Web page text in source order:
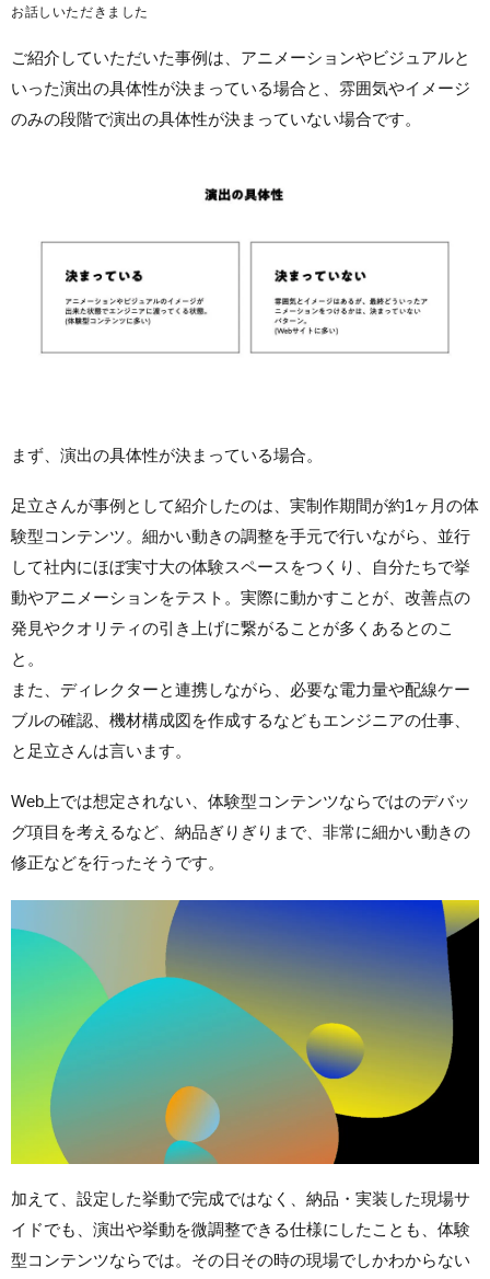
お話しいただきました
ご紹介していただいた事例は、アニメーションやビジュアルと
いった演出の具体性が決まっている場合と、雰囲気やイメージ
のみの段階で演出の具体性が決まっていない場合です。
まず、演出の具体性が決まっている場合。
足立さんが事例として紹介したのは、実制作期間が約1ヶ月の体
験型コンテンツ。細かい動きの調整を手元で行いながら、並行
して社内にほぼ実寸大の体験スペースをつくり、自分たちで挙
動やアニメーションをテスト。実際に動かすことが、改善点の
発見やクオリティの引き上げに繋がることが多くあるとのこ
と。
また、ディレクターと連携しながら、必要な電力量や配線ケー
ブルの確認、機材構成図を作成するなどもエンジニアの仕事、
と足立さんは言います。
Web上では想定されない、体験型コンテンツならではのデバッ
グ項目を考えるなど、納品ぎりぎりまで、非常に細かい動きの
修正などを行ったそうです。
加えて、設定した挙動で完成ではなく、納品・実装した現場サ
イドでも、演出や挙動を微調整できる仕様にしたことも、体験
型コンテンツならでは。その日その時の現場でしかわからない